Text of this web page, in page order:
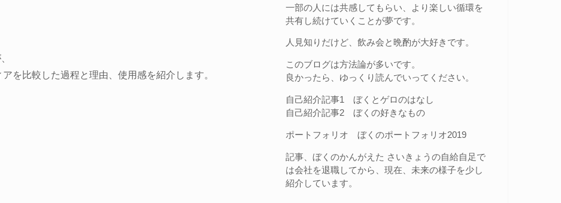
を比較した過程と理由、使用感を紹介します。
一部の人には共感してもらい、より楽しい循環を
共有し続けていくことが夢です。
人見知りだけど、飲み会と晩酌が大好きです。
このブログは方法論が多いです。
良かったら、ゆっくり読んでいってください。
自己紹介記事1 ぼくとゲロのはなし
自己紹介記事2 ぼくの好きなもの
ポートフォリオ ぼくのポートフォリオ2019
記事、 ぼくのかんがえた さいきょうの自給自足で
は会社を退職してから、現在、未来の様子を少し
紹介しています。